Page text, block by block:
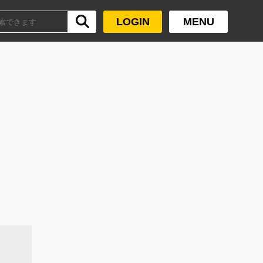
LOGIN MENU